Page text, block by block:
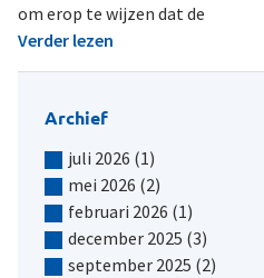
Archief
juli 2026 (1)
mei 2026 (2)
februari 2026 (1)
december 2025 (3)
september 2025 (2)
om erop te wijzen dat de
Verder lezen